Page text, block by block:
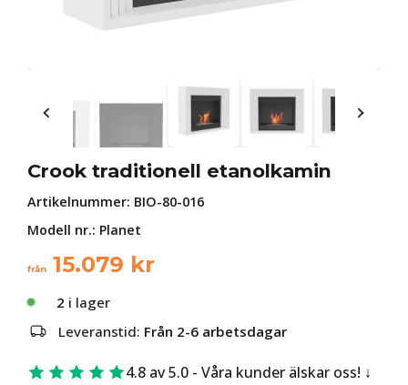
Crook traditionell etanolkamin
Artikelnummer: BIO-80-016
Modell nr.: Planet
från 15.079 kr
2 i lager
Leveranstid: Från 2-6 arbetsdagar
4.8 av 5.0 - Våra kunder älskar oss!